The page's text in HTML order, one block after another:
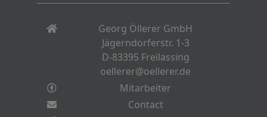
Georg Öllerer GmbH
Jägerndorferstr. 1-3
D-83395 Freilassing
oellerer@oellerer.de
Mitarbeiter
Contact